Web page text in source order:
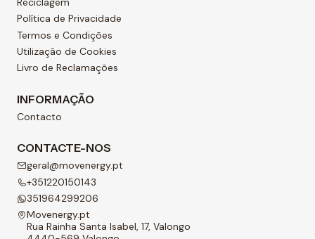
Política de Privacidade
Termos e Condições
Utilização de Cookies
Livro de Reclamações
INFORMAÇÃO
Contacto
CONTACTE-NOS
geral@movenergy.pt
+351220150143
351964299206
Movenergy.pt
Rua Rainha Santa Isabel, 17, Valongo